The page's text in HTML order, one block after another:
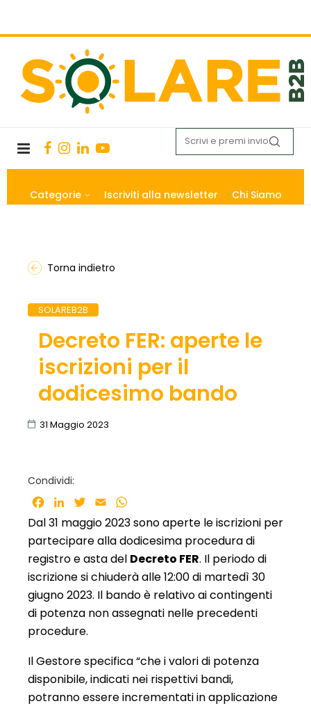
Categorie Iscriviti alla newsletter Chi Siamo
Torna indietro
SOLAREB2B
Decreto FER: aperte le
iscrizioni per il
dodicesimo bando
31 Maggio 2023
Condividi:
Facebook
LinkedInTwitter
Email
Dal 31 maggio 2023 sono aperte le iscrizioni per
partecipare alla dodicesima procedura di
registro e asta del Decreto FER. Il periodo di
iscrizione si chiuderà alle 12:00 di martedì 30
giugno 2023. Il bando è relativo ai contingenti
di potenza non assegnati nelle precedenti
procedure.
Il Gestore specifica “che i valori di potenza
disponibile, indicati nei rispettivi bandi,
potranno essere incrementati in applicazione